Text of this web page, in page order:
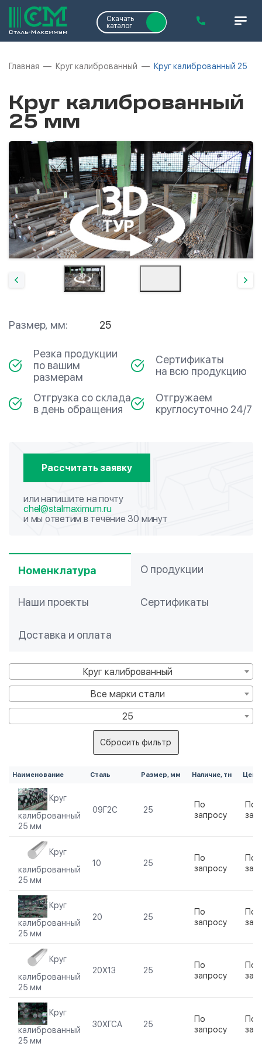
Скачать
каталог
Главная Круг калиброванный Круг калиброванный 25
Круг калиброванный
25 мм
Размер, мм: 25
Резка продукции
по вашим
размерам
Сертификаты
на всю продукцию
Отгрузка со склада
в день обращения
Отгружаем
круглосуточно 24/7
Рассчитать заявку
или напишите на почту
chel@stalmaximum.ru
и мы ответим в течение 30 минут
Номенклатура О продукции
Наши проекты Сертификаты
Доставка и оплата
Круг калиброванный
Все марки стали
25
Сбросить фильтр
Наименование Сталь Размер, мм Наличие, тн
Круг
калиброванный
25 мм
09Г2С 25
По
запросу
По
Круг
калиброванный
25 мм
10 25
По
запросу
По
Круг
калиброванный
25 мм
20 25
По
запросу
По
Круг
калиброванный
25 мм
20Х13 25
По
запросу
По
Круг
калиброванный
25 мм
30ХГСА 25
По
запросу
По